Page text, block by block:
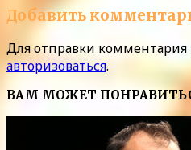
Добавить
Для отправки
авторизоваться.
ВАМ МОЖЕТ